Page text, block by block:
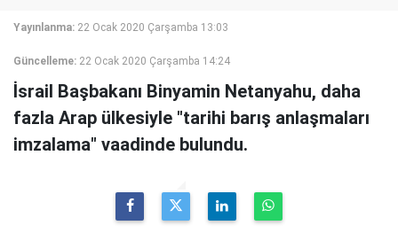
Yayınlanma: 22 Ocak 2020 Çarşamba 13:03
Güncelleme: 22 Ocak 2020 Çarşamba 14:24
İsrail Başbakanı Binyamin Netanyahu, daha
fazla Arap ülkesiyle "tarihi barış anlaşmaları
imzalama" vaadinde bulundu.